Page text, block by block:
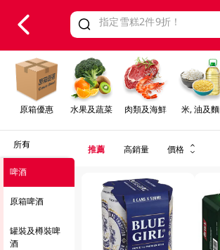
Valid Until 30 June 2026
原箱優惠 水果及蔬菜 肉類及海鮮 米, 油及麵
所有
啤酒
原箱啤酒
罐裝及樽裝啤
酒
推薦 高銷量 價格